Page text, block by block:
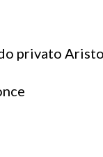
privato